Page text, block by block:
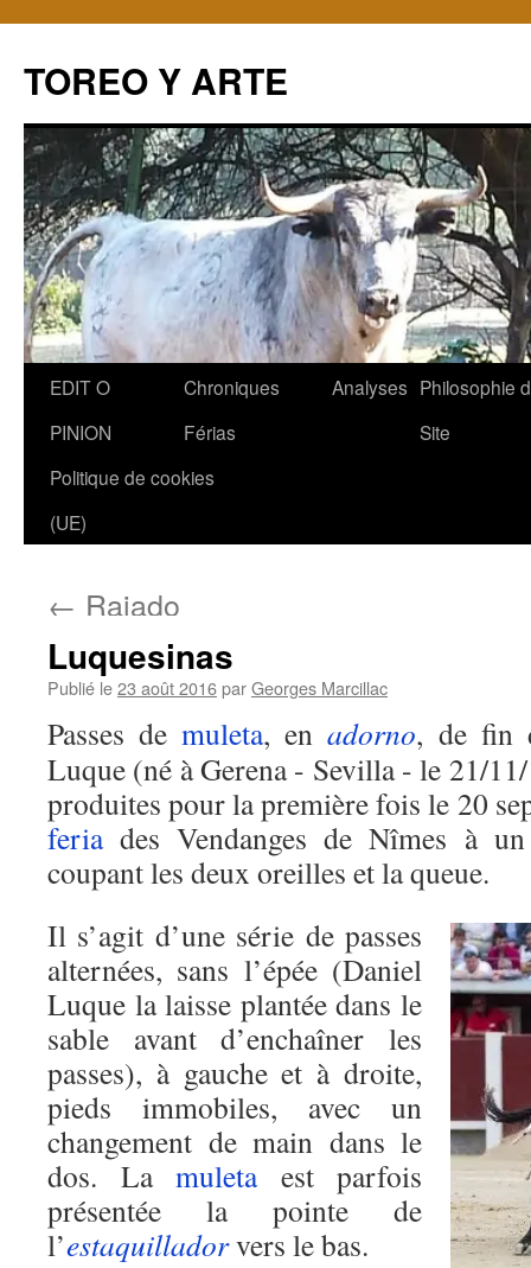
TOREO Y ARTE
Aller
contenu
EDIT O
PINION
Chroniques
Férias
Analyses Philosophie
Site
Politique de cookies
(UE)
← Rajado
Luquesinas
Publié le23 août 2016parGeorges Marcillac
Passes demuleta, enadorno, de fin
Luque (né à Gerena - Sevilla - le 21/
produites pour la première fois le 20
feriades Vendanges de Nîmes à
coupant les deux oreilles et la queue.
Il s’agit d’une série de passes
alternées, sans l’épée (Daniel
Luque la laisse plantée dans le
sable avant d’enchaîner les
passes), à gauche et à droite,
pieds immobiles, avec un
changement de main dans le
dos. La muletaest parfois
présentée la pointe de
l’estaquilladorvers le bas.